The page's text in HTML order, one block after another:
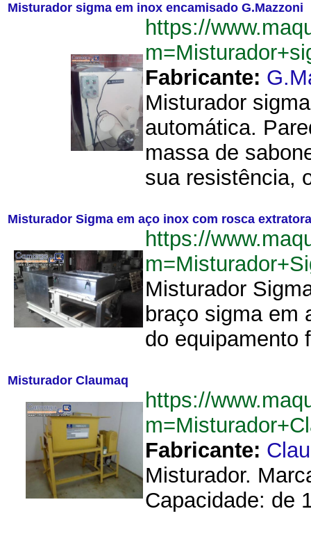
Misturador sigma em inox encamisado G.Mazzoni
https://
Fabricante:
Misturador
automática.
massa de
sua resistência,
Misturador Sigma em aço inox com rosca
https://
Misturador
braço sigma em
do equipamento
Misturador Claumaq
https://
Fabricante:
Misturador.
Capacidade: de